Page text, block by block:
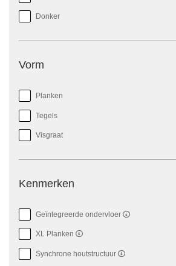
Donker
Vorm
Planken
Tegels
Visgraat
Kenmerken
Geïntegreerde ondervloer
XL Planken
Synchrone houtstructuur